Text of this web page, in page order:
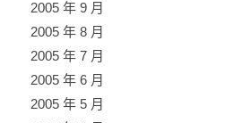
2005 年 9 月
2005 年 8 月
2005 年 7 月
2005 年 6 月
2005 年 5 月